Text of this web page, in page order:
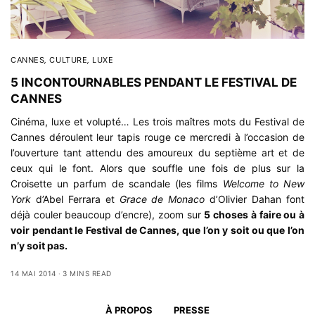
CANNES,CULTURE, LUXE
5 INCONTOURNABLES PENDANT LE FESTIVAL DE
CANNES
Cinéma, luxe et volupté… Les trois maîtres mots du Festival de
Cannes déroulent leur tapis rouge ce mercredi à l’occasion de
l’ouverture tant attendu des amoureux du septième art et de
ceux qui le font. Alors que souffle une fois de plus sur la
Croisette un parfum de scandale (les films Welcome to New
York d’Abel Ferrara et Grace de Monaco d’Olivier Dahan font
déjà couler beaucoup d’encre), zoom sur 5 choses à faire ou à
voir pendant le Festival de Cannes, que l’on y soit ou que l’on
n’y soit pas.
14 MAI 2014 3 MINS READ
À PROPOS PRESSE